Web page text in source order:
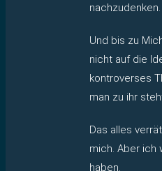
nachzudenken.
Und bis zu
nicht auf die
kontroverses
man zu ihr
Das alles
mich. Aber ich
haben.